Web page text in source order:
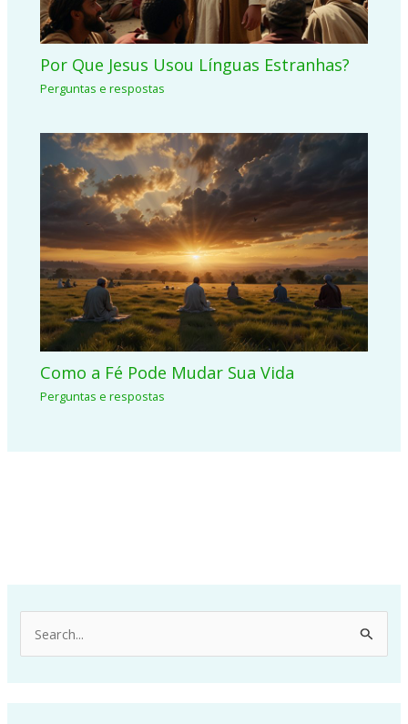
Por Que Jesus Usou Línguas Estranhas?
Perguntas e respostas
Como a Fé Pode Mudar Sua Vida
Perguntas e respostas
e